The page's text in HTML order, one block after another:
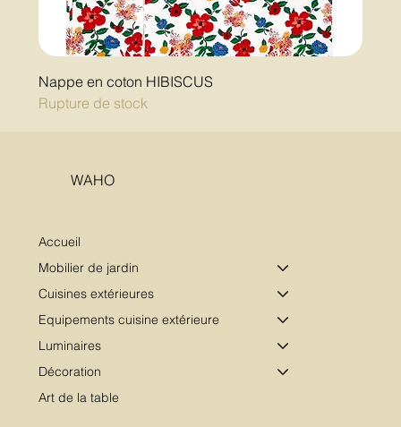
Nappe en coton HIBISCUS
Rupture de stock
WAHO
Accueil
Mobilier de jardin
Cuisines extérieures
Equipements cuisine extérieure
Luminaires
Décoration
Art de la table